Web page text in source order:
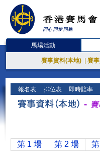
馬場活動
賽事資料(本地) 賽
報名表 排位表 即時賠率
第 1 場 第 2 場